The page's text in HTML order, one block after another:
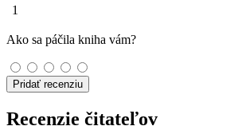
1
Ako sa páčila kniha vám?
Pridať recenziu
Recenzie čitateľov